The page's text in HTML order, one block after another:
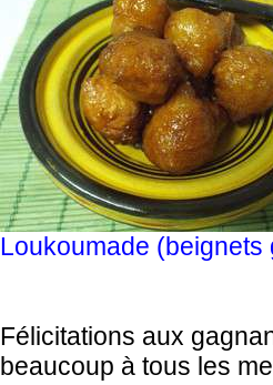
Loukoumade (beignets
Félicitations aux
beaucoup à tous les